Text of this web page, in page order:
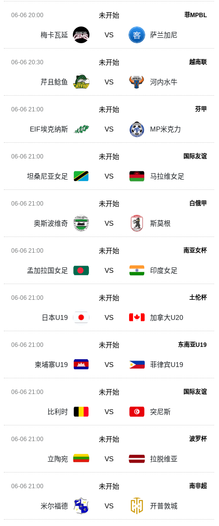
06-06 20:00 菲MPBL
梅卡瓦延 VS 萨兰加尼
未开始
06-06 20:30 越南联
芹且鲶鱼 VS 河内水牛
未开始
06-06 21:00 芬甲
EIF埃克纳斯 VS MP米克力
未开始
06-06 21:00 国际友谊
坦桑尼亚女足 VS 马拉维女足
未开始
06-06 21:00 白俄甲
奥斯波维奇 VS 斯莫根
未开始
06-06 21:00 南亚女杯
孟加拉国女足 VS 印度女足
未开始
06-06 21:00 土伦杯
日本U19 VS 加拿大U20
未开始
06-06 21:00 东南亚U19
柬埔寨U19 VS 菲律宾U19
未开始
06-06 21:00 国际友谊
比利时 VS 突尼斯
未开始
06-06 21:00 波罗杯
立陶宛 VS 拉脱维亚
未开始
06-06 21:00 南非超
米尔福德 VS 开普敦城
未开始